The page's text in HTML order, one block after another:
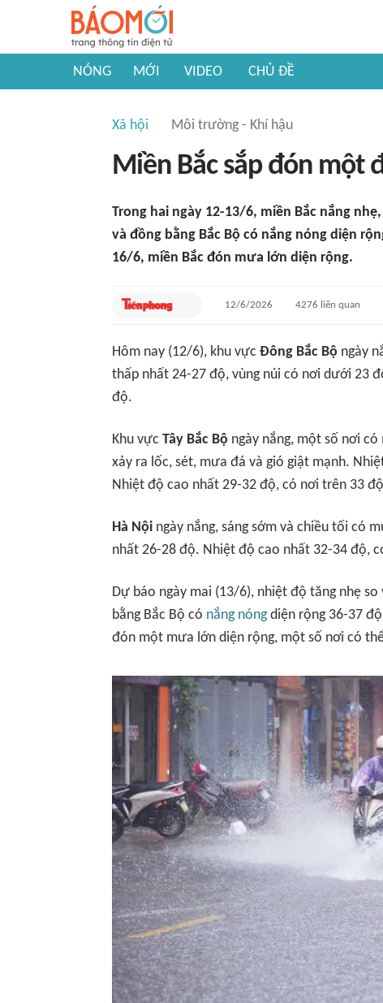
NÓNG MỚI VIDEO CHỦ ĐỀ
Xã hội Môi trường - Khí hậu
Miền Bắc sắp đón một
Trong hai ngày 12-13/6, miền Bắc nắng
và đồng bằng Bắc Bộ có nắng nóng diện
16/6, miền Bắc đón mưa lớn diện rộng.
12/6/2026 4276 liên quan
Hôm nay (12/6), khu vực Đông Bắc Bộ ngày
thấp nhất 24-27 độ, vùng núi có nơi dưới 23
độ.
Khu vực Tây Bắc Bộ ngày nắng, một số nơi
xảy ra lốc, sét, mưa đá và gió giật mạnh.
Nhiệt độ cao nhất 29-32 độ, có nơi trên 33
Hà Nội ngày nắng, sáng sớm và chiều tối có
nhất 26-28 độ. Nhiệt độ cao nhất 32-34 độ,
Dự báo ngày mai (13/6), nhiệt độ tăng nhẹ
bằng Bắc Bộ có nắng nóngdiện rộng 36-37
đón một mưa lớn diện rộng, một số nơi có